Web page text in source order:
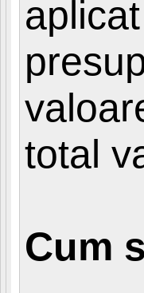
total
Cum